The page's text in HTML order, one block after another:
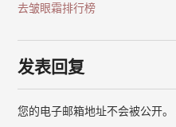
去皱眼霜排行榜
发表回复
您的电子邮箱地址不会被公开。